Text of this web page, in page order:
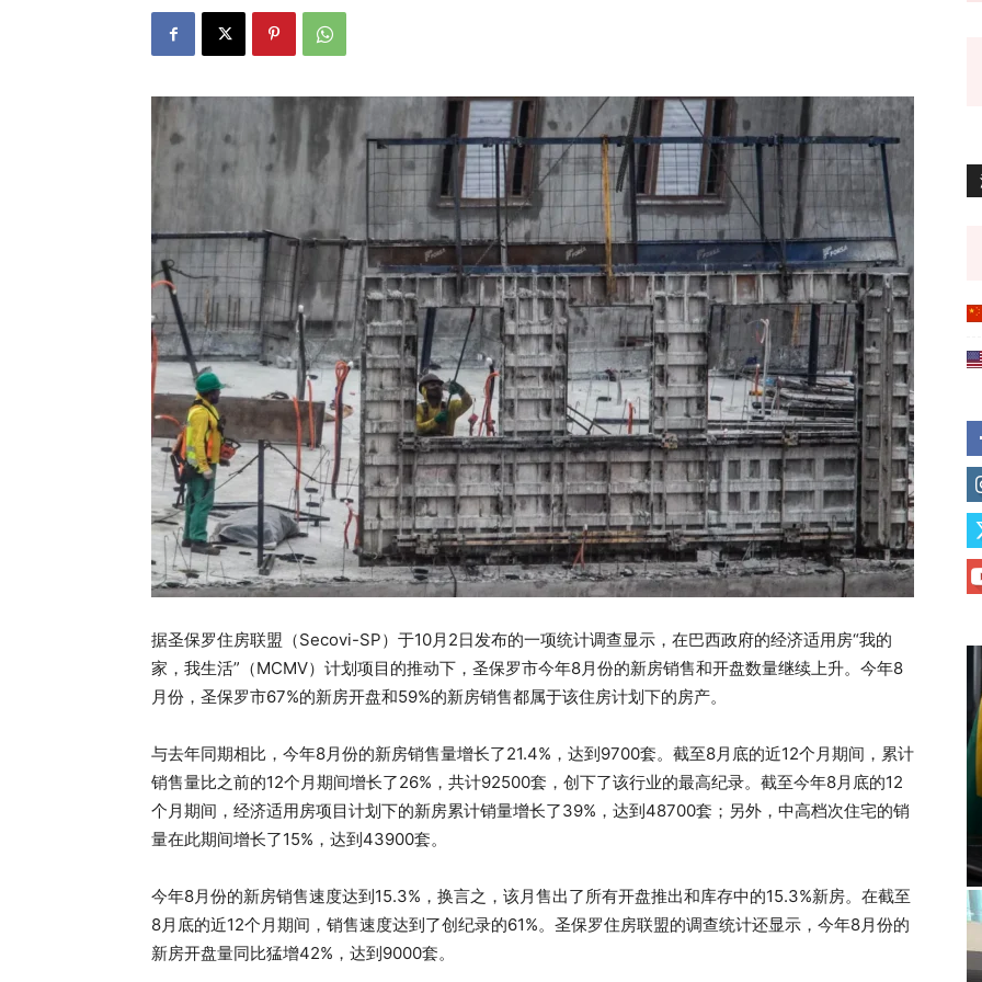
据圣保罗住房联盟（Secovi-SP）于10月2日发布的一项统计调查显示，在巴西政府的经济适用房“我的
家，我生活”（MCMV）计划项目的推动下，圣保罗市今年8月份的新房销售和开盘数量继续上升。今年8
月份，圣保罗市67%的新房开盘和59%的新房销售都属于该住房计划下的房产。
与去年同期相比，今年8月份的新房销售量增长了21.4%，达到9700套。截至8月底的近12个月期间，累计
销售量比之前的12个月期间增长了26%，共计92500套，创下了该行业的最高纪录。截至今年8月底的12
个月期间，经济适用房项目计划下的新房累计销量增长了39%，达到48700套；另外，中高档次住宅的销
量在此期间增长了15%，达到43900套。
今年8月份的新房销售速度达到15.3%，换言之，该月售出了所有开盘推出和库存中的15.3%新房。在截至
8月底的近12个月期间，销售速度达到了创纪录的61%。圣保罗住房联盟的调查统计还显示，今年8月份的
新房开盘量同比猛增42%，达到9000套。